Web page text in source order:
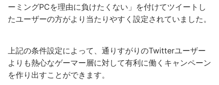
ーミングPCを理由に負けたくない」を付けてツイートし
たユーザーの方がより当たりやすく設定されていました。
上記の条件設定によって、通りすがりのTwitterユーザー
よりも熱心なゲーマー層に対して有利に働くキャンペーン
を作り出すことができます。